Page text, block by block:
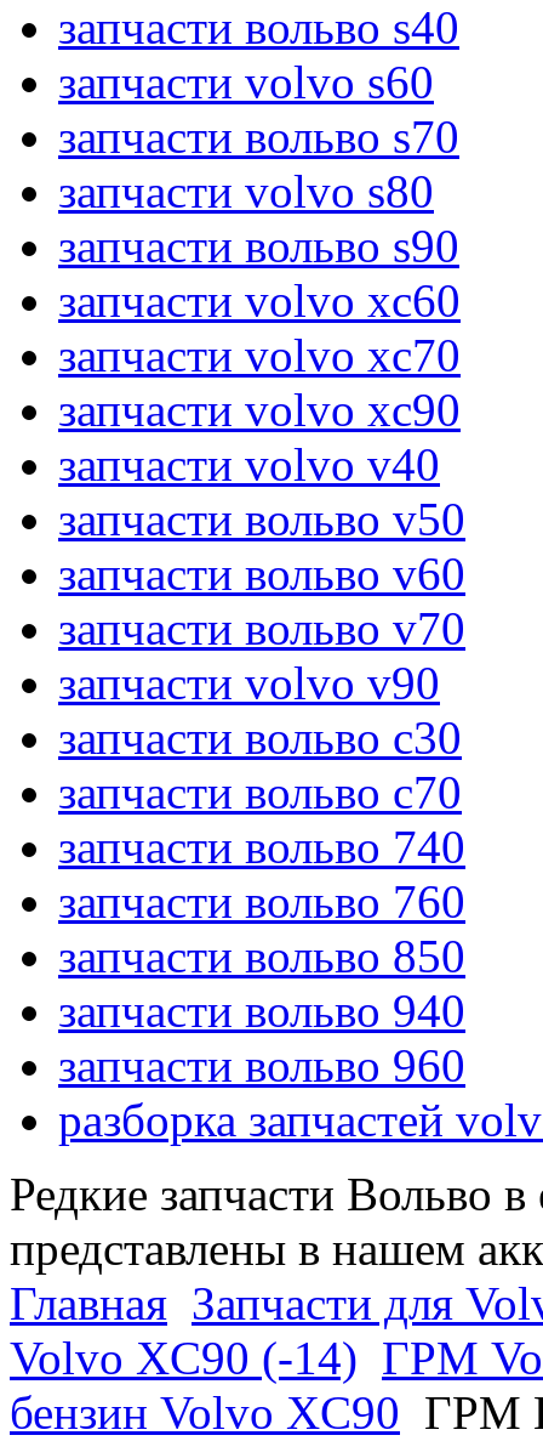
запчасти вольво s40
запчасти volvo s60
запчасти вольво s70
запчасти volvo s80
запчасти вольво s90
запчасти volvo xc60
запчасти volvo xc70
запчасти volvo xc90
запчасти volvo v40
запчасти вольво v50
запчасти вольво v60
запчасти вольво v70
запчасти volvo v90
запчасти вольво c30
запчасти вольво c70
запчасти вольво 740
запчасти вольво 760
запчасти вольво 850
запчасти вольво 940
запчасти вольво 960
разборка запчастей
Редкие запчасти Вольво
представлены в нашем
Главная Запчасти для
Volvo XC90 (-14) ГРМ
бензин Volvo XC90 ГРМ